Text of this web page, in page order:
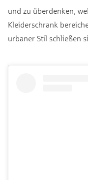
und zu überdenken,
Kleiderschrank
urbaner Stil schließen